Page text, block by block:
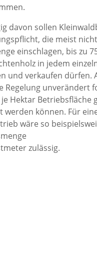
davon sollen
die meist
einschlagen, bis zu
in jedem
und verkaufen dürfen.
Regelung unverändert
Hektar Betriebsfläche
werden können. Für
wäre so
zulässig.